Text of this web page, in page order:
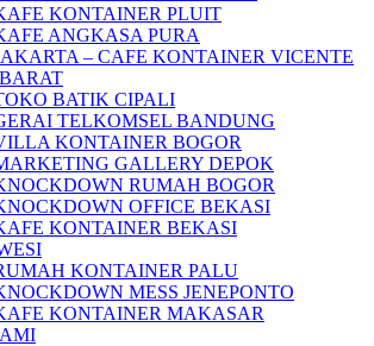
KONTAINER PLUIT
ANGKASA PURA
– CAFE KONTAINER VICENTE
BATIK CIPALI
TELKOMSEL BANDUNG
KONTAINER BOGOR
GALLERY DEPOK
RUMAH BOGOR
OFFICE BEKASI
KONTAINER BEKASI
KONTAINER PALU
MESS JENEPONTO
KONTAINER MAKASAR